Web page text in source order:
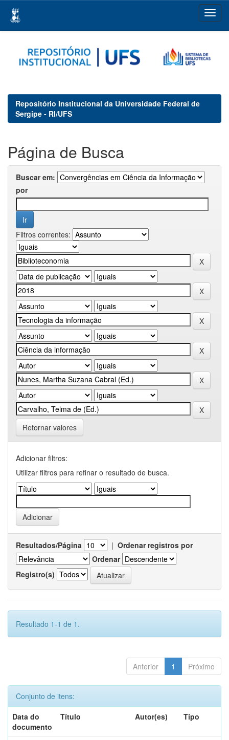
navigation
Repositório Institucional da Universidade Federal de
Sergipe - RI/UFS
Página de Busca
Buscar em:
por
Filtros correntes:
Retornar valores
Adicionar filtros:
Utilizar filtros para refinar o resultado de busca.
Resultados/Página | Ordenar registros por
Ordenar
Registro(s)
Resultado 1-1 de 1.
Anterior 1 Próximo
Conjunto de itens:
Data do
documento
Título Autor(es) Tipo